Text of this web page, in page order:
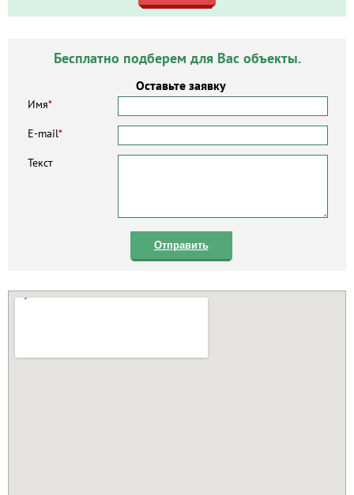
Бесплатно подберем для Вас объекты.
Оставьте заявку
Имя*
E-mail*
Текст
Отправить